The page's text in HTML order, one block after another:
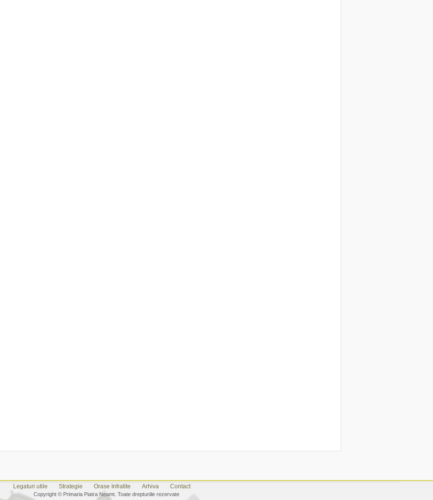
Legaturi utile Strategie Orase Infratite Arhiva Contact
Copyright © Primaria Piatra Neamt. Toate drepturiile rezervate